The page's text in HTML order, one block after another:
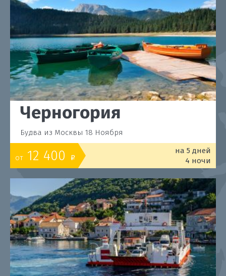
Черногория
Будва из Москвы 18 Ноября
от 12 400 o
на 5 дней
4 ночи